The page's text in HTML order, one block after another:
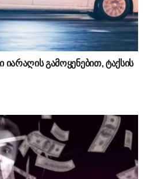
გამოყენებით, ტაქსის